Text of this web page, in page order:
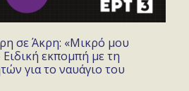
σε Άκρη: «Μικρό μου
εκπομπή με τη
για το ναυάγιο του